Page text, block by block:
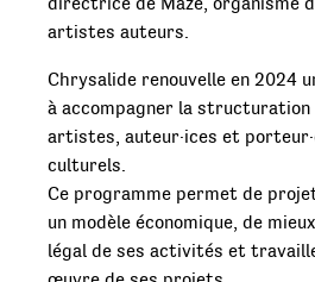
artistes auteurs.
Chrysalide renouvelle en 2024
à accompagner la structuration
artistes, auteur·ices et
culturels.
Ce programme permet de
un modèle économique, de
légal de ses activités et